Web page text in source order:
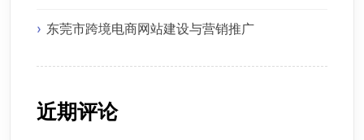
东莞市跨境电商网站建设与营销推广
近期评论